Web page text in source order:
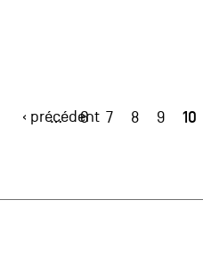
‹ précédent
… 6 7 8 9 10